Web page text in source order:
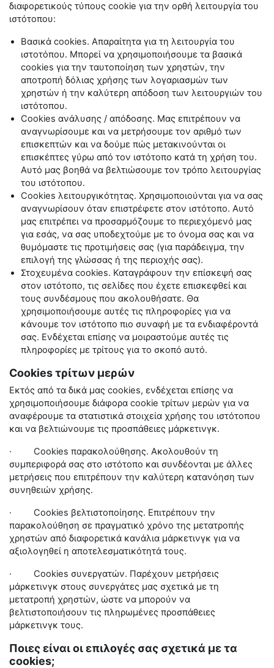
διαφορετικούς τύπους cookie για την ορθή λειτουργία του
ιστότοπου:
Βασικάcookies. Απαραίτητα για τη λειτουργία του
ιστοτόπου. Μπορεί να χρησιμοποιήσουμε τα βασικά
cookies για την ταυτοποίηση των χρηστών, την
αποτροπή δόλιας χρήσης των λογαριασμών των
χρηστών ή την καλύτερη απόδοση των λειτουργιών του
ιστότοπου.
Cookies ανάλυσης / απόδοσης. Μας επιτρέπουν να
αναγνωρίσουμε και να μετρήσουμε τον αριθμό των
επισκεπτών και να δούμε πώς μετακινούνται οι
επισκέπτες γύρω από τον ιστότοπο κατά τη χρήση του.
Αυτό μας βοηθά να βελτιώσουμε τον τρόπο λειτουργίας
του ιστότοπου.
Cookies λειτουργικότητας. Χρησιμοποιούνται για να σας
αναγνωρίσουν όταν επιστρέφετε στον ιστότοπο. Αυτό
μας επιτρέπει να προσαρμόζουμε το περιεχόμενό μας
για εσάς, να σας υποδεχτούμε με το όνομα σας και να
θυμόμαστε τις προτιμήσεις σας (για παράδειγμα, την
επιλογή της γλώσσας ή της περιοχής σας).
Στοχευμέναcookies. Καταγράφουν την επίσκεψή σας
στον ιστότοπο, τις σελίδες που έχετε επισκεφθεί και
τους συνδέσμους που ακολουθήσατε. Θα
χρησιμοποιήσουμε αυτές τις πληροφορίες για να
κάνουμε τον ιστότοπο πιο συναφή με τα ενδιαφέροντά
σας. Ενδέχεται επίσης να μοιραστούμε αυτές τις
πληροφορίες με τρίτους για το σκοπό αυτό.
Cookies τρίτων μερών
Εκτός από τα δικά μας cookies, ενδέχεται επίσης να
χρησιμοποιήσουμε διάφορα cookie τρίτων μερών για να
αναφέρουμε τα στατιστικά στοιχεία χρήσης του ιστότοπου
και να βελτιώνουμε τις προσπάθειες μάρκετινγκ.
· Cookies παρακολούθησης. Ακολουθούν τη
συμπεριφορά σας στο ιστότοπο και συνδέονται με άλλες
μετρήσεις που επιτρέπουν την καλύτερη κατανόηση των
συνηθειών χρήσης.
· Cookies βελτιστοποίησης. Επιτρέπουν την
παρακολούθηση σε πραγματικό χρόνο της μετατροπής
χρηστών από διαφορετικά κανάλια μάρκετινγκ για να
αξιολογηθεί η αποτελεσματικότητά τους.
· Cookies συνεργατών. Παρέχουν μετρήσεις
μάρκετινγκ στους συνεργάτες μας σχετικά με τη
μετατροπή χρηστών, ώστε να μπορούν να
βελτιστοποιήσουν τις πληρωμένες προσπάθειες
μάρκετινγκ τους.
Ποιες είναι οι επιλογές σας σχετικά με τα
cookies;